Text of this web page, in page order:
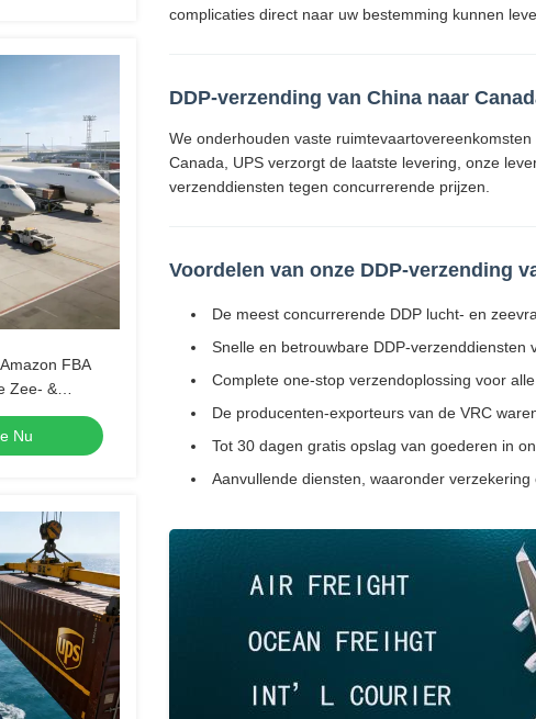
FBA
Zee- &
Nu
complicaties direct naar uw bestemming kunnen
DDP-verzending van China naar
We onderhouden vaste
Canada, UPS verzorgt de laatste levering, onze
verzenddiensten tegen concurrerende prijzen.
Voordelen van onze DDP-verzending
De meest concurrerende DDP lucht- en
Snelle en betrouwbare DDP-
Complete one-stop verzendoplossing voor
De producenten-exporteurs van de VRC
Tot 30 dagen gratis opslag van goederen in
Aanvullende diensten, waaronder